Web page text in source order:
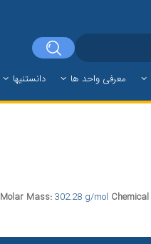
معرفی واحد ها دانستنیها
Molar Mass:302.28 g/mol